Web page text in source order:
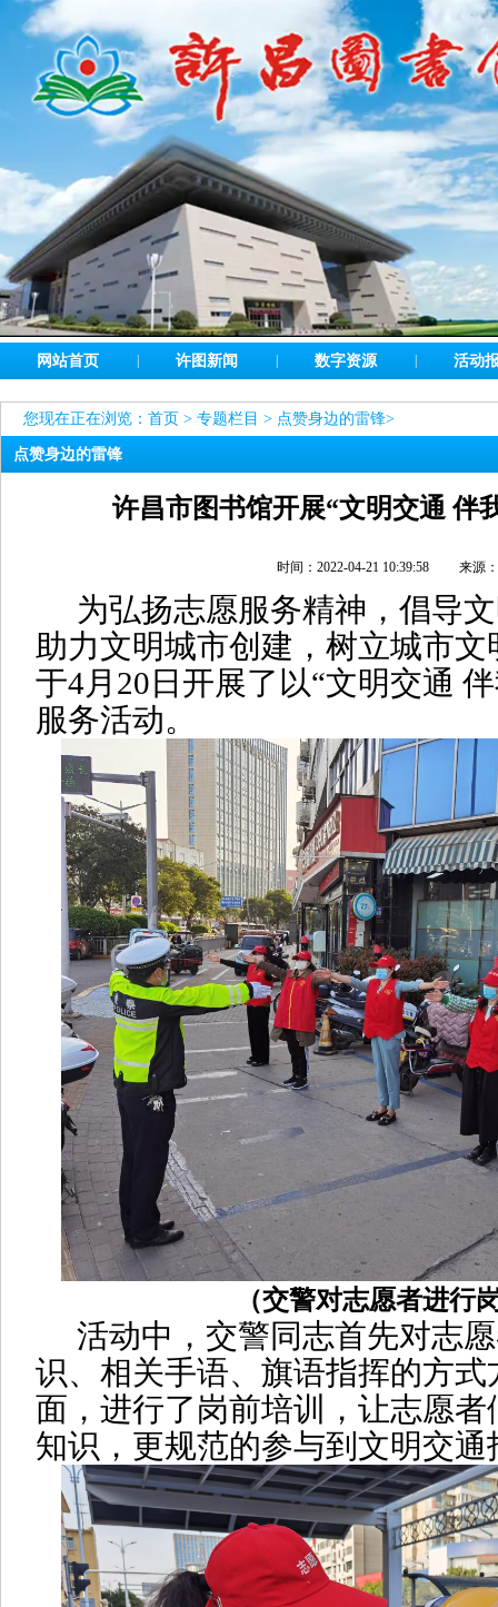
网站首页 许图新闻 数字资源 活动
您现在正在浏览： 首页 > 专题栏目 > 点赞身边的雷锋>
点赞身边的雷锋
许昌市图书馆开展“文明交通 伴
时间：2022-04-21 10:39:58 来
为弘扬志愿服务精神，倡导
助力文明城市创建，树立城市
于4月 20 日开展了以“文明交通
服务活动。
（交警对志愿者进行
活动中，交警同志首先对志
识、相关手语、旗语指挥的方
面， 进行了岗前培训，让志愿
知识，更规范的参与到文明交通